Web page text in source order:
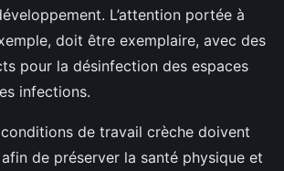
L’attention portée à
doit être exemplaire, avec des
pour la désinfection des espaces
infections.
de travail crèche doivent
de préserver la santé physique et